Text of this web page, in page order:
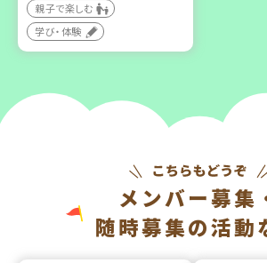
親子で楽しむ
学び・体験
メンバー募集
随時募集の活動